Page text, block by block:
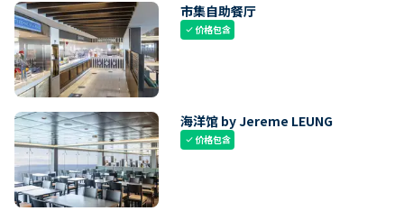
市集自助餐厅
check价格包含
海洋馆 by Jereme LEUNG
check价格包含